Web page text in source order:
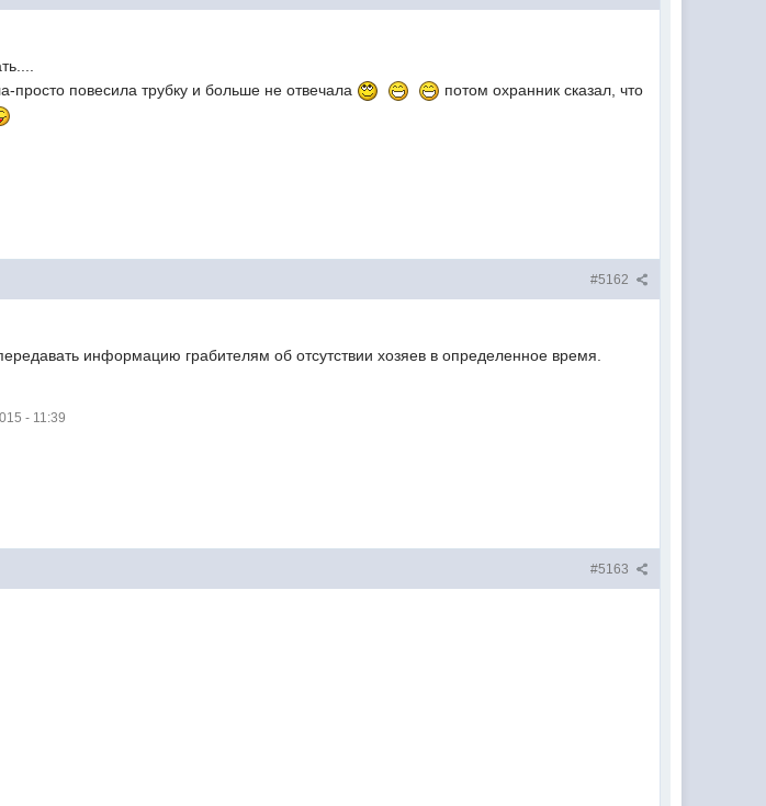
повесила трубку и больше не отвечала
потом охранник сказал, что
#5162
информацию грабителям об отсутствии хозяев в определенное время.
- 11:39
#5163